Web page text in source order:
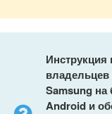
Инструкция
Samsung на
Android и